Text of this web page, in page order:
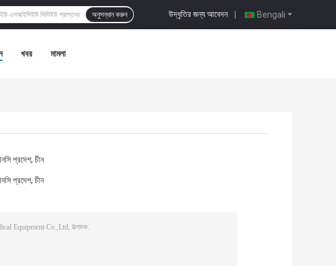
Bengali
উদ্ধৃতির জন্য আবেদন |
অনুসন্ধান করুন
খবর মামলা
প্রদেশ, চীন
প্রদেশ, চীন